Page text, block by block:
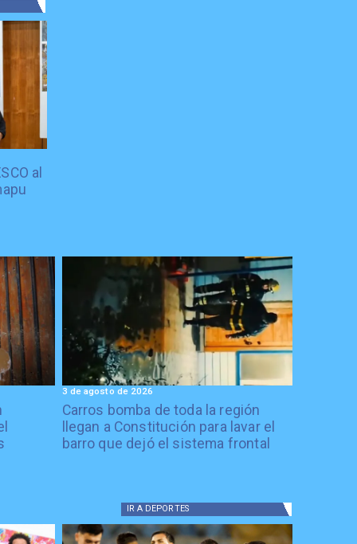
al
Carros bomba de toda la región
llegan a Constitución para lavar el
barro que dejó el sistema frontal
3 de agosto de 2026
IR A DEPORTES